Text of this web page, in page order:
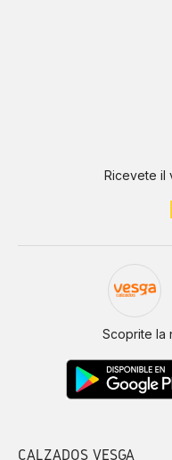
Ricevete il
Scoprite la
CALZADOS VESGA